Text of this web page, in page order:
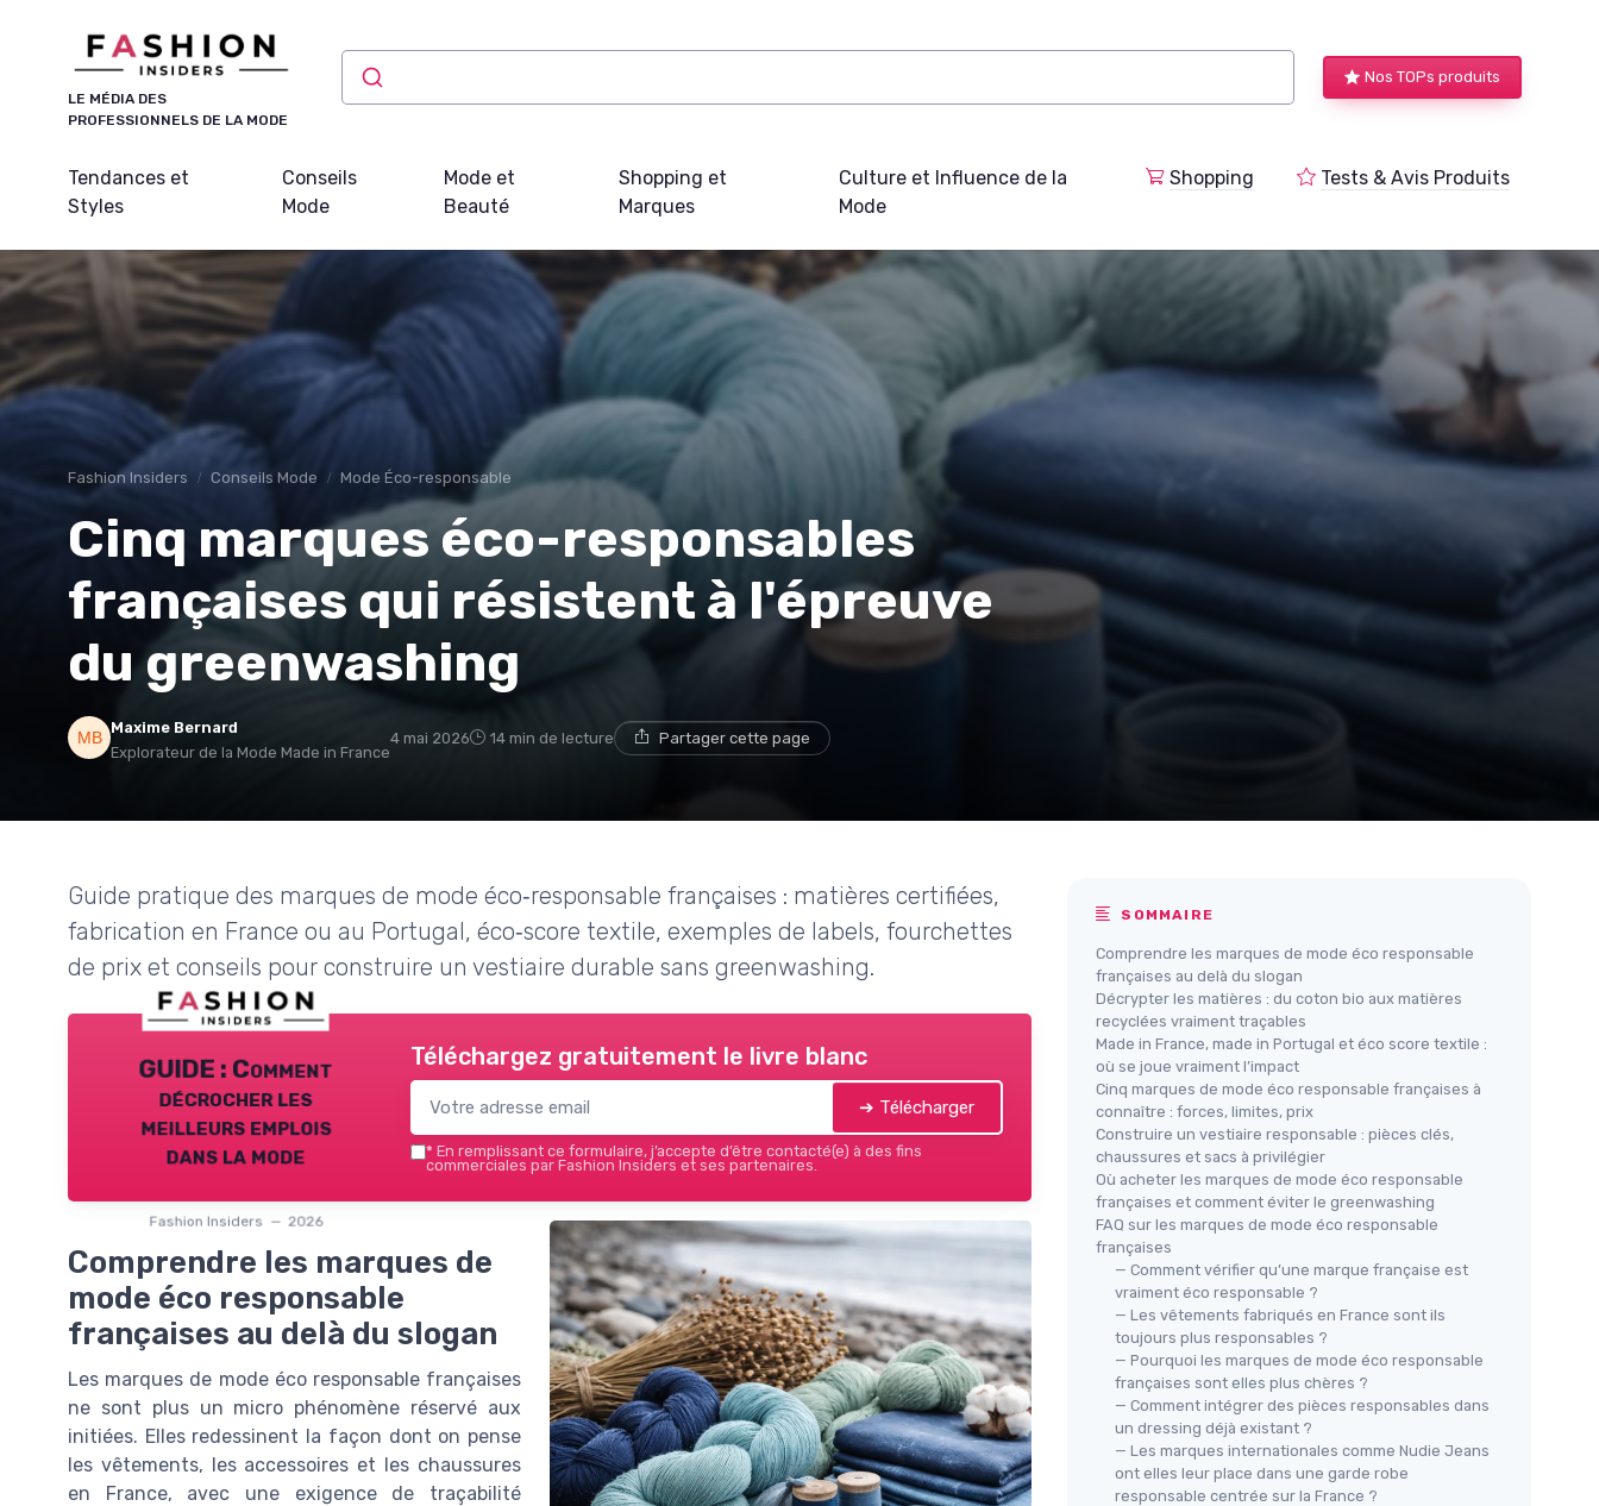
LE MÉDIA DES
PROFESSIONNELS DE LA MODE
Nos TOPs produits
Tendances et
Styles
Conseils
Mode
Mode et
Beauté
Shopping et
Marques
Culture et Influence de la
Mode
Shopping Tests & Avis Produits
Fashion Insiders Conseils Mode Mode Éco-responsable
Cinq marques éco-responsables
françaises qui résistent à l'épreuve
du greenwashing
Maxime Bernard
Explorateur de la Mode Made in France
4 mai 2026 14 min de lecture Partager cette page
Guide pratique des marques de mode éco‑responsable françaises : matières certifiées,
fabrication en France ou au Portugal, éco‑score textile, exemples de labels, fourchettes
de prix et conseils pour construire un vestiaire durable sans greenwashing.
GUIDE : Comment
décrocher les
meilleurs emplois
dans la mode
Fashion Insiders — 2026
Téléchargez gratuitement le livre blanc
➔ Télécharger
* En remplissant ce formulaire, j’accepte d’être contacté(e) à des fins
commerciales par Fashion Insiders et ses partenaires.
Comprendre les marques de
mode éco responsable
françaises au delà du slogan
Les marques de mode éco responsable françaises
ne sont plus un micro phénomène réservé aux
initiées. Elles redessinent la façon dont on pense
les vêtements, les accessoires et les chaussures
en France, avec une exigence de traçabilité
SOMMAIRE
Comprendre les marques de mode éco responsable
françaises au delà du slogan
Décrypter les matières : du coton bio aux matières
recyclées vraiment traçables
Made in France, made in Portugal et éco score textile :
où se joue vraiment l’impact
Cinq marques de mode éco responsable françaises à
connaître : forces, limites, prix
Construire un vestiaire responsable : pièces clés,
chaussures et sacs à privilégier
Où acheter les marques de mode éco responsable
françaises et comment éviter le greenwashing
FAQ sur les marques de mode éco responsable
françaises
— Comment vérifier qu’une marque française est
vraiment éco responsable ?
— Les vêtements fabriqués en France sont ils
toujours plus responsables ?
— Pourquoi les marques de mode éco responsable
françaises sont elles plus chères ?
— Comment intégrer des pièces responsables dans
un dressing déjà existant ?
— Les marques internationales comme Nudie Jeans
ont elles leur place dans une garde robe
responsable centrée sur la France ?